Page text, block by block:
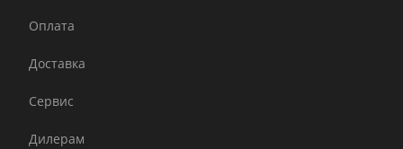
Оплата
Доставка
Сервис
Дилерам